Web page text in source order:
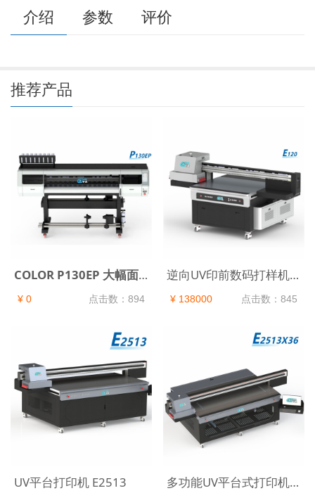
介绍 参数 评价
推荐产品
COLOR P130EP 大幅面高色域打印机
点击数：894
¥ 0
逆向UV印前数码打样机 E120
点击数：845
¥ 138000
UV平台打印机 E2513 多功能UV平台式打印机E2513X36